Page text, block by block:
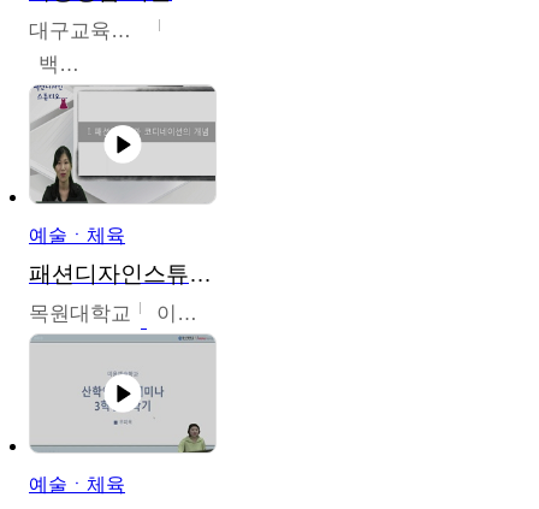
대구교육대학교
백중열
예술ㆍ체육
패션디자인스튜디오
목원대학교 이건희
예술ㆍ체육